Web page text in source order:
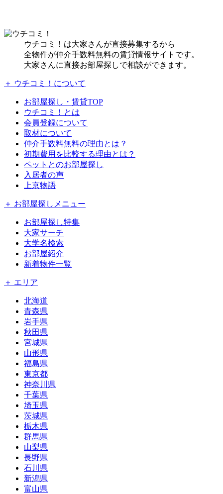
ウチコミ！は大家さんが直接募集するから
全物件が仲介手数料無料の賃貸情報サイトです。
大家さんに直接お部屋探しで相談ができます。
＋ ウチコミ！について
お部屋探し・賃貸TOP
ウチコミ！とは
会員登録について
取材について
仲介手数料無料の理由とは？
初期費用を比較する理由とは？
ペットとのお部屋探し
入居者の声
上京物語
＋ お部屋探しメニュー
お部屋探し特集
大家サーチ
大学名検索
お部屋紹介
新着物件一覧
＋ エリア
北海道
青森県
岩手県
秋田県
宮城県
山形県
福島県
東京都
神奈川県
千葉県
埼玉県
茨城県
栃木県
群馬県
山梨県
長野県
石川県
新潟県
富山県